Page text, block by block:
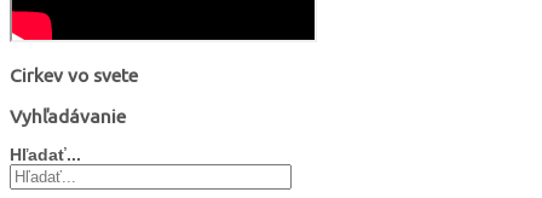
Cirkev vo svete
Vyhľadávanie
Hľadať...